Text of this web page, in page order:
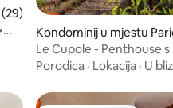
ocjena: 5,0 od 5,
Kondominij u mjestu
Le Cupole - Penthouse
terasom
Porodica · Lokacija · U